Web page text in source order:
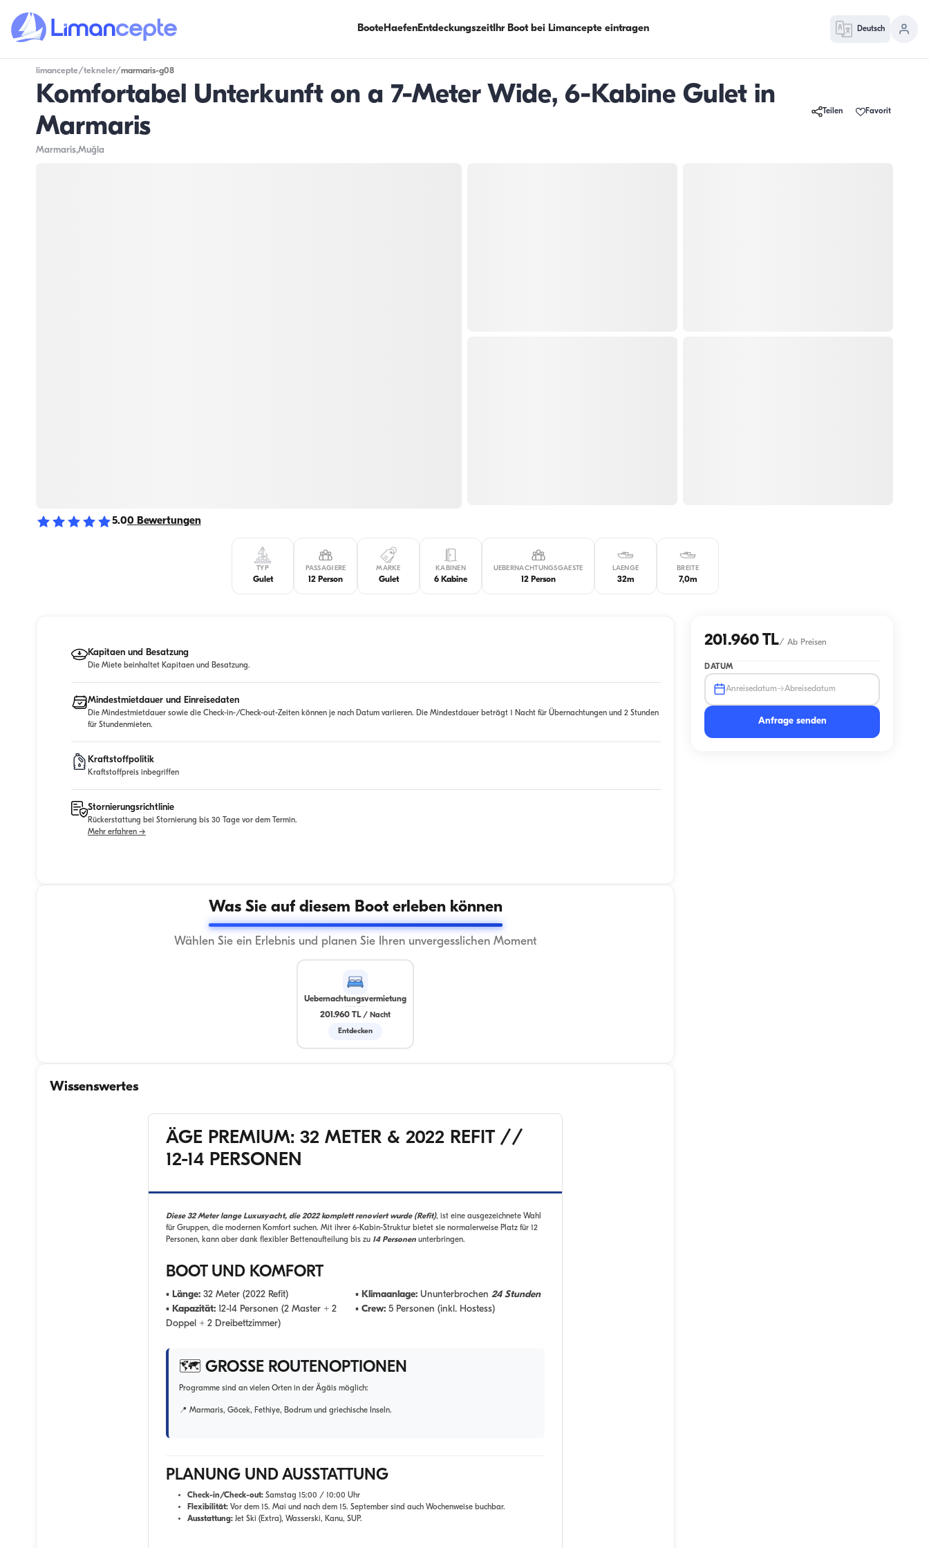
BooteHaefenEntdeckungszeitIhr Boot bei Limancepte eintragen Deutsch
limancepte/tekneler/marmaris-g08
Komfortabel Unterkunft on a 7-Meter Wide, 6-Kabine Gulet in
Marmaris
Teilen Favorit
Marmaris,Muğla
5.00 Bewertungen
TYP
Gulet
PASSAGIERE
12 Person
MARKE
Gulet
KABINEN
6 Kabine
UEBERNACHTUNGSGAESTE
12 Person
LAENGE
32m
BREITE
7,0m
Kapitaen und Besatzung
Die Miete beinhaltet Kapitaen und Besatzung.
Mindestmietdauer und Einreisedaten
Die Mindestmietdauer sowie die Check-in-/Check-out-Zeiten können je nach Datum variieren. Die Mindestdauer beträgt 1 Nacht für Übernachtungen und 2 Stunden
für Stundenmieten.
Kraftstoffpolitik
Kraftstoffpreis inbegriffen
Stornierungsrichtlinie
Rückerstattung bei Stornierung bis 30 Tage vor dem Termin.
Mehr erfahren →
Was Sie auf diesem Boot erleben können
Wählen Sie ein Erlebnis und planen Sie Ihren unvergesslichen Moment
Uebernachtungsvermietung
201.960 TL/ Nacht
Entdecken
Wissenswertes
ÄGE PREMIUM: 32 METER & 2022 REFIT //
12-14 PERSONEN
Diese 32 Meter lange Luxusyacht, die 2022 komplett renoviert wurde (Refit), ist eine ausgezeichnete Wahl
für Gruppen, die modernen Komfort suchen. Mit ihrer 6-Kabin-Struktur bietet sie normalerweise Platz für 12
Personen, kann aber dank flexibler Bettenaufteilung bis zu 14 Personen unterbringen.
BOOT UND KOMFORT
▪ Länge: 32 Meter (2022 Refit)
▪ Kapazität: 12-14 Personen (2 Master + 2
Doppel + 2 Dreibettzimmer)
▪ Klimaanlage: Ununterbrochen 24 Stunden
▪ Crew: 5 Personen (inkl. Hostess)
🗺️ GROSSE ROUTENOPTIONEN
Programme sind an vielen Orten in der Ägäis möglich:
📍 Marmaris, Göcek, Fethiye, Bodrum und griechische Inseln.
PLANUNG UND AUSSTATTUNG
Check-in/Check-out: Samstag 15:00 / 10:00 Uhr
Flexibilität: Vor dem 15. Mai und nach dem 15. September sind auch Wochenweise buchbar.
Ausstattung: Jet Ski (Extra), Wasserski, Kanu, SUP.
201.960 TL/ Ab Preisen
DATUM
Anreisedatum→Abreisedatum
Anfrage senden